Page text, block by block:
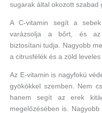
sugarak által okozott szabad
A C-vitamin segít a sebek
varázsolja a bőrt, és az
biztosítani tudja. Nagyobb
a citrusfélék és a zöld
Az E-vitamin is nagyfokú
gyökökkel szemben. Nem
hanem segít az erek
megelőzésében is.